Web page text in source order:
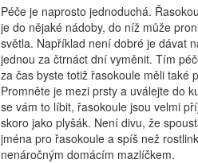
Péče je naprosto jednoduchá.
je do nějaké nádoby, do níž může
světla. Například není dobré je dávat
jednou za čtrnáct dní vyměnit. Tím
za čas byste totiž řasokoule měli také
Promněte je mezi prsty a uválejte do
se vám to líbit, řasokoule jsou velmi
skoro jako plyšák. Není divu, že
jména pro řasokoule a spíš než
nenáročným domácím mazlíčkem.